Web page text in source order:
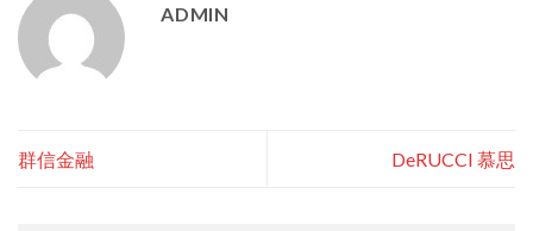
ADMIN
群信金融 DeRUCCI 慕思